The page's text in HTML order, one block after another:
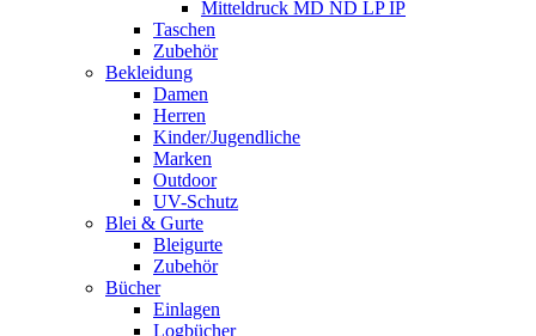
Mitteldruck MD ND LP IP
Taschen
Zubehör
Bekleidung
Damen
Herren
Kinder/Jugendliche
Marken
Outdoor
UV-Schutz
Blei & Gurte
Bleigurte
Zubehör
Bücher
Einlagen
Logbücher